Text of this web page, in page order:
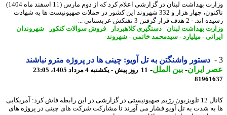
وزارت بهداشت لبنان در گزارشی اعلام کرد که از دوم مارس (11 اسفند ماه 1404)
تاکنون، چهار هزار و 332 شهروند این کشور در حملات صهیونیست ها به شهادت
هدف قرار گرفتن 3 نفتکش عربستانی ...
بهداشت لبنان-دستگیری کلاهبردار-فروش سوالات کنکور-شهروندان
- میلیارد-سیدمحمد خاتمی-شهروند
دستور واشنگتن به تل آویو: چینی ها در پروژه مترو نباشند
ایران- بین الملل-11 روز پیش - یکشنبه 4 مرداد 1405، 23:05
کانال 12 تلویزیون رژیم صهیونیستی در گزارشی در این رابطه فاش کرد: آمریکایی
شدت به تل آویو فشار می آورند تا مشارکت شرکت های چینی در پروژه های